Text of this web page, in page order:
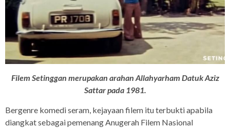
Filem Setinggan merupakan arahan Allahyarham Datuk Aziz
Sattar pada 1981.
Bergenre komedi seram, kejayaan filem itu terbukti apabila
diangkat sebagai pemenang Anugerah Filem Nasional